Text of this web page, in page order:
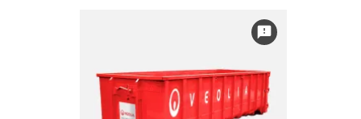
feedback